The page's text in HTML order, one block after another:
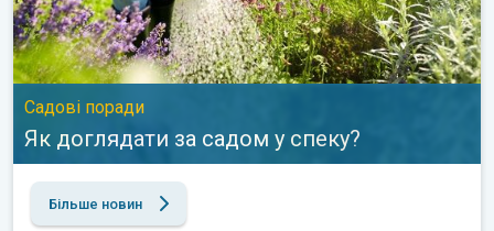
Садові поради
Як доглядати за садом у спеку?
Більше новин